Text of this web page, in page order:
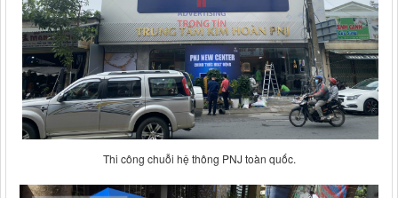
Thi công chuỗi hệ thông PNJ toàn quốc.